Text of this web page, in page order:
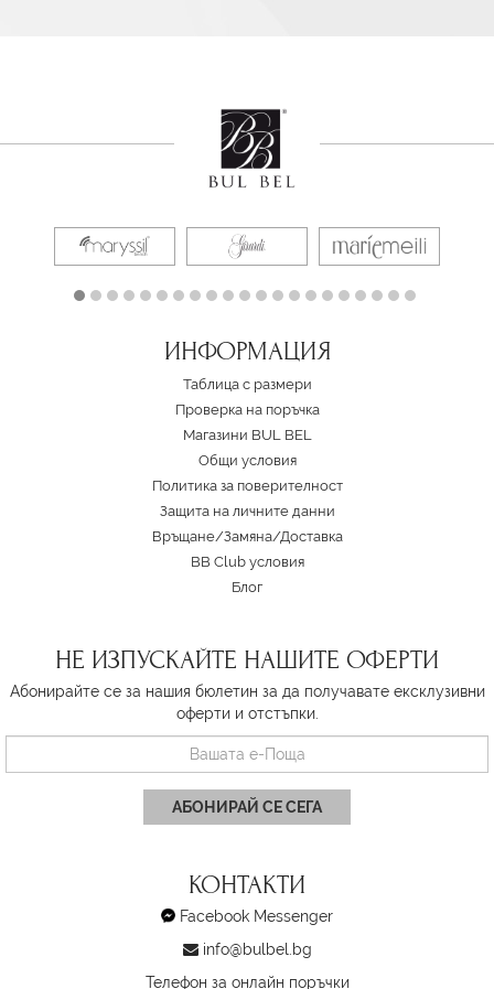
ИНФОРМАЦИЯ
Таблица с размери
Проверка на поръчка
Магазини BUL BEL
Oбщи условия
Политика за поверителност
Защита на личните данни
Връщане/Замяна/Доставка
BB Club условия
Блог
НЕ ИЗПУСКАЙТЕ НАШИТЕ ОФЕРТИ
Абонирайте се за нашия бюлетин за да получавате ексклузивни
оферти и отстъпки.
АБОНИРАЙ СЕ СЕГА
КОНТАКТИ
Facebook Messenger
info@bulbel.bg
Телефон за онлайн поръчки